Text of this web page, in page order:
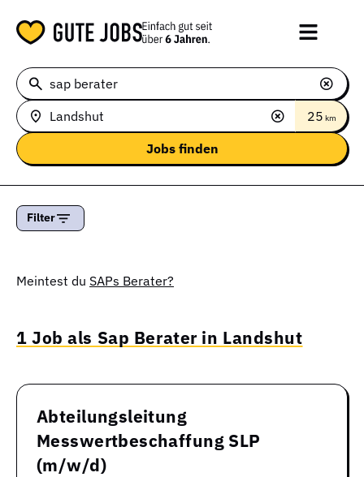
25 km
Filter
Meintest du SAPs Berater?
1 Job als Sap Berater in Landshut
Abteilungsleitung
Messwertbeschaffung SLP
(m/w/d)